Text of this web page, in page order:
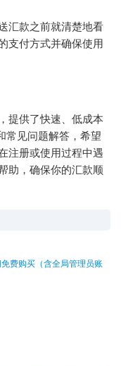
汇款之前就清楚地看
支付方式并确保使用
提供了快速、低成本
常见问题解答，希望
注册或使用过程中遇
助，确保你的汇款顺
费购买（含全局管理员账